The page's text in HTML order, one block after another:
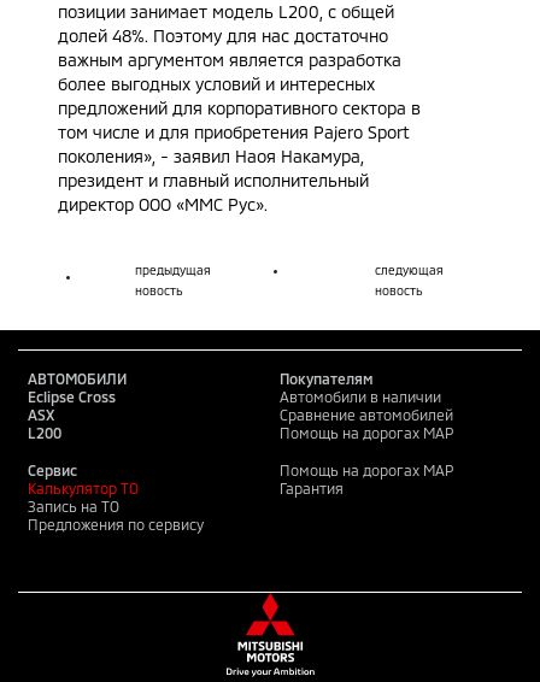
позиции занимает модель L200, с общей
долей 48%. Поэтому для нас достаточно
важным аргументом является разработка
более выгодных условий и интересных
предложений для корпоративного сектора в
том числе и для приобретения Pajero Sport
поколения», - заявил Наоя Накамура,
президент и главный исполнительный
директор ООО «ММС Рус».
предыдущая
новость
следующая
новость
АВТОМОБИЛИ
Eclipse Cross
ASX
L200
Покупателям
Автомобили в наличии
Сравнение автомобилей
Помощь на дорогах MAP
Сервис
Калькулятор ТО
Запись на ТО
Предложения по сервису
Помощь на дорогах MAP
Гарантия